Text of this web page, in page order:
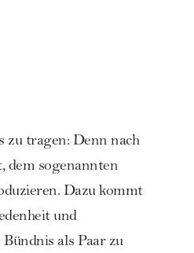
zu tragen: Denn nach
dem sogenannten
Dazu kommt
und
als Paar zu